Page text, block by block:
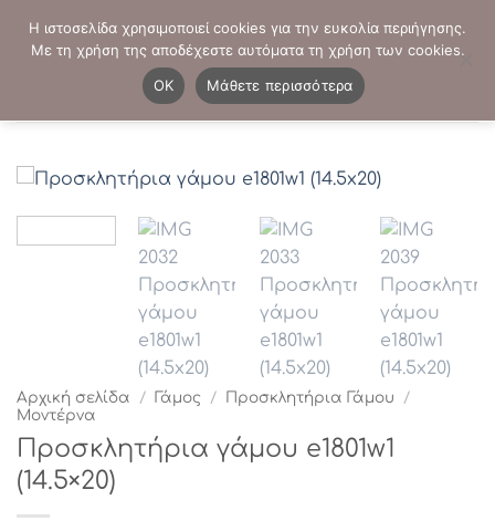
στο
ΤΗΛΕΦΩΝΙΚΕΣ ΠΑΡΑΓΓΕΛΙΕΣ: - 2103821941
Αρχική σελίδα / Γάμος / Προσκλητήρια Γάμου
/
Μοντέρνα
Προσκλητήρια γάμου e1801w1
(14.5×20)
Η ιστοσελίδα χρησιμοποιεί cookies για την ευκολία περιήγησης.
Με τη χρήση της αποδέχεστε αυτόματα τη χρήση των cookies.
OK
Μάθετε περισσότερα